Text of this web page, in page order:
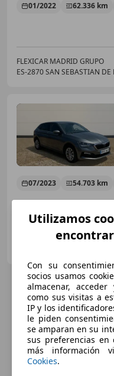
01/2022 62.336 km
FLEXICAR MADRID GRUPO
ES-2870 SAN SEBASTIAN DE
07/2023 54.703 km
Utilizamos
Con su
socios usamos
almacenar,
como sus visitas a
IP y los
le piden
se amparan en su
sus preferencias
más información
Cookies.